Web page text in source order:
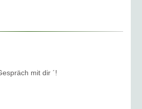
mit dir ´!